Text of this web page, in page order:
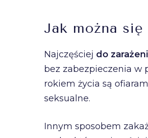
Jak można się
Najczęściej do
bez zabezpieczenia w
rokiem życia są
seksualne.
Innym sposobem